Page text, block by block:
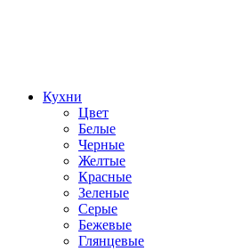
Кухни
Цвет
Белые
Черные
Желтые
Красные
Зеленые
Серые
Бежевые
Глянцевые